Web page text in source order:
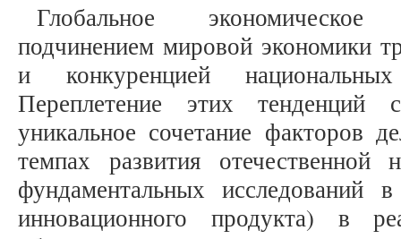
Глобальное экономическое
подчинением мировой экономики
и конкуренцией
Переплетение этих тенденций
уникальное сочетание факторов
темпах развития отечественной
фундаментальных
инновационного продукта) в